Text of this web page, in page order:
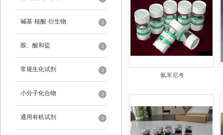
碱基·核酸·衍生物
胺、酸和盐
常规生化试剂
小分子化合物
通用有机试剂
氟苯尼考